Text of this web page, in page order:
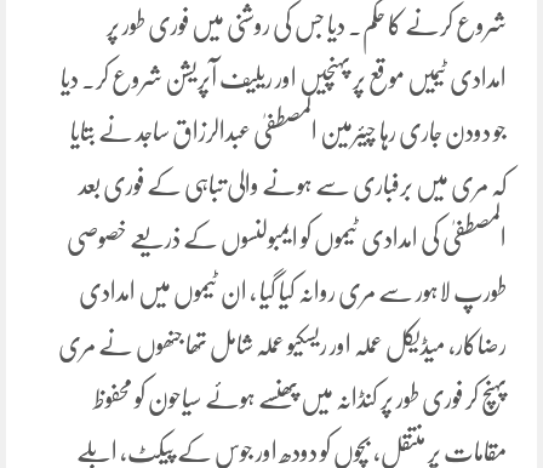
شروع کرنے کا حکم. دیا جس کی روشنی میں فوری طور پر
امدادی ٹیمیں موقع پر پہنچیں اور ریلیف آپریشن شروع کر. دیا
جو دودن جاری رہا چیئرمین المصطفیٰ عبدالرزاق ساجد نے بتایا
کہ مری میں برفباری سے ہونے والی تباہی کے فوری بعد
المصطفیٰ کی امدادی ٹیموں کو ایمبولنسوں کے ذریعے خصوصی
طورپ لاہور سے مری روانہ کیا گیا ، ان ٹیموں میں امدادی
رضاکار، میڈیکل عملہ اور ریسکیو عملہ شامل تھا جنھوں نے مری
پہنچ کر فوری طور پر کنڈانہ میں پھنسے ہوئے سیاحون کو محفوظ
مقامات پر منتقل، بچوں کو دودھ اور جوس کے پیکٹ، ابلے